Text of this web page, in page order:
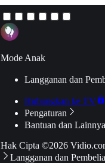
Mode Anak
Langganan dan
Hubungkan ke TV
Pengaturan
Bantuan dan Lainnya
Hak Cipta ©2026
Langganan dan